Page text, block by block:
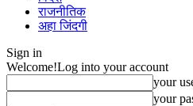
राजनीतिक
अहा जिंदगी
Sign in
Welcome!Log into your account
your
your